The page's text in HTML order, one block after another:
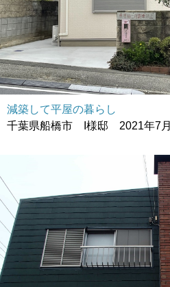
減築して平屋の暮らし
千葉県船橋市 I様邸 2021年7月